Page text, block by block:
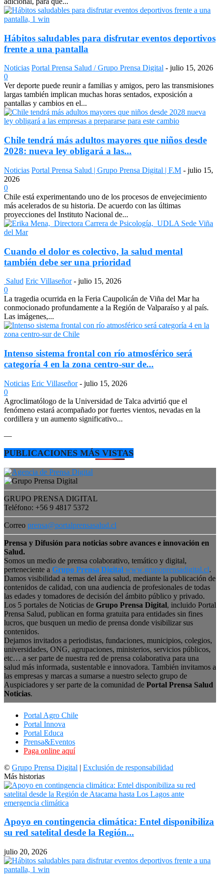
Hábitos saludables para disfrutar eventos deportivos
frente a una pantalla
Noticias Portal Prensa Salud / Grupo Prensa Digital - julio 15, 2026
0
Ver deporte puede reunir a familias y amigos, pero las transmisiones
largas también implican muchas horas sentados, exposición a
pantallas y cambios en el...
Chile tendrá más adultos mayores que niños desde
2028: nueva ley obligará a las...
Noticias Portal Prensa Salud | Grupo Prensa Digital | F.M - julio 15,
2026
0
Chile está experimentando uno de los procesos de envejecimiento
más acelerados de su historia. De acuerdo con las últimas
proyecciones del Instituto Nacional de...
Cuando el dolor es colectivo, la salud mental
también debe ser una prioridad
Salud Eric Villaseñor - julio 15, 2026
0
La tragedia ocurrida en la Feria Caupolicán de Viña del Mar ha
conmocionado profundamente a la Región de Valparaíso y al país.
Las imágenes,...
Intenso sistema frontal con río atmosférico será
categoría 4 en la zona centro-sur de...
Noticias Eric Villaseñor - julio 15, 2026
0
Agroclimatólogo de la Universidad de Talca advirtió que el
fenómeno estará acompañado por fuertes vientos, nevadas en la
cordillera y un aumento significativo...
—
PUBLICACIONES MÁS VISTAS
GRUPO PRENSA DIGITAL
Teléfono: +56 9 4817 5372
Correo prensa@portalprensasalud.cl
Prensa y Difusión para noticias sobre avances e innovación en
Salud.
Somos un medio de prensa colaborativo, temático y digital,
perteneciente a Grupo Prensa Digital www.grupoprensadigital.cl.
Damos visibilidad a temas del área salud, mediante la publicación de
contenidos de calidad, con una audiencia de profesionales de todas
las edades y tomadores de decisión del ámbito público y privado.
Los 5 portales de Noticias de Grupo Prensa Digital, incluido Portal
Prensa Salud, publican en forma gratuita para entidades sin fines
lucros, que busquen un medio de prensa donde visibilizar sus
contenidos.
Dejamos invitados a periodistas, fundaciones, municipios, colegios,
universidades, ONG, agrupaciones, ministerios, servicios públicos,
etc… a ser parte de nuestra red de prensa colaborativa para una
salud más informada, sustentable e innovadora. También invitamos a
las empresas y marcas a sumarse a nuestro selecto grupo de
Auspiciadores y ser parte de la comunidad de Portal Prensa Salud
Noticias.
Portal Agro Chile
Portal Innova
Portal Educa
Prensa&Eventos
Paga online aquí
© Grupo Prensa Digital | Exclusión de responsabilidad
Más historias
Apoyo en contingencia climática: Entel disponibiliza
su red satelital desde la Región...
julio 20, 2026